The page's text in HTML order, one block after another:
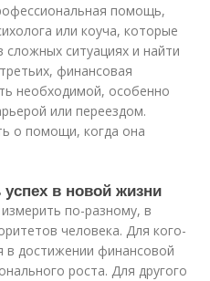
помощь,
или коуча, которые
ситуациях и найти
финансовая
необходимой, особенно
или переездом.
о помощи, когда она
в новой жизни
по-разному, в
человека. Для кого-
в достижении финансовой
роста. Для другого